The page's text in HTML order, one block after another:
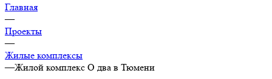
Главная
—
Проекты
—
Жилые комплексы
—Жилой комплекс О два в Тюмени